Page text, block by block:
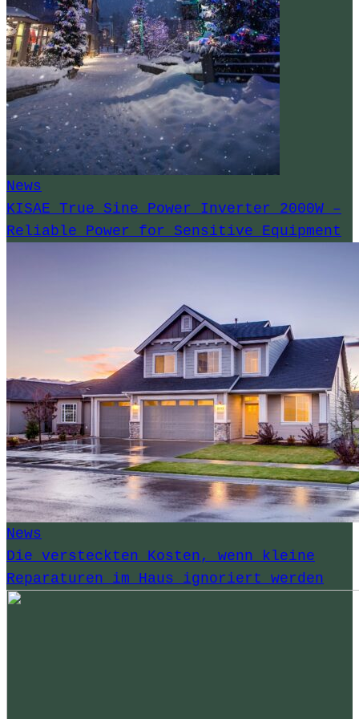
News
KISAE True Sine Power Inverter 2000W –
Reliable Power for Sensitive Equipment
News
Die versteckten Kosten, wenn kleine
Reparaturen im Haus ignoriert werden